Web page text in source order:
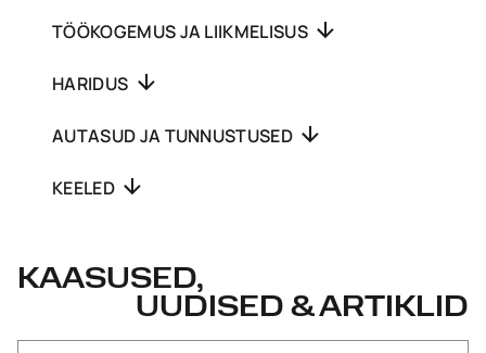
TÖÖKOGEMUS JA LIIKMELISUS
HARIDUS
AUTASUD JA TUNNUSTUSED
KEELED
KAASUSED,
UUDISED & ARTIKLID